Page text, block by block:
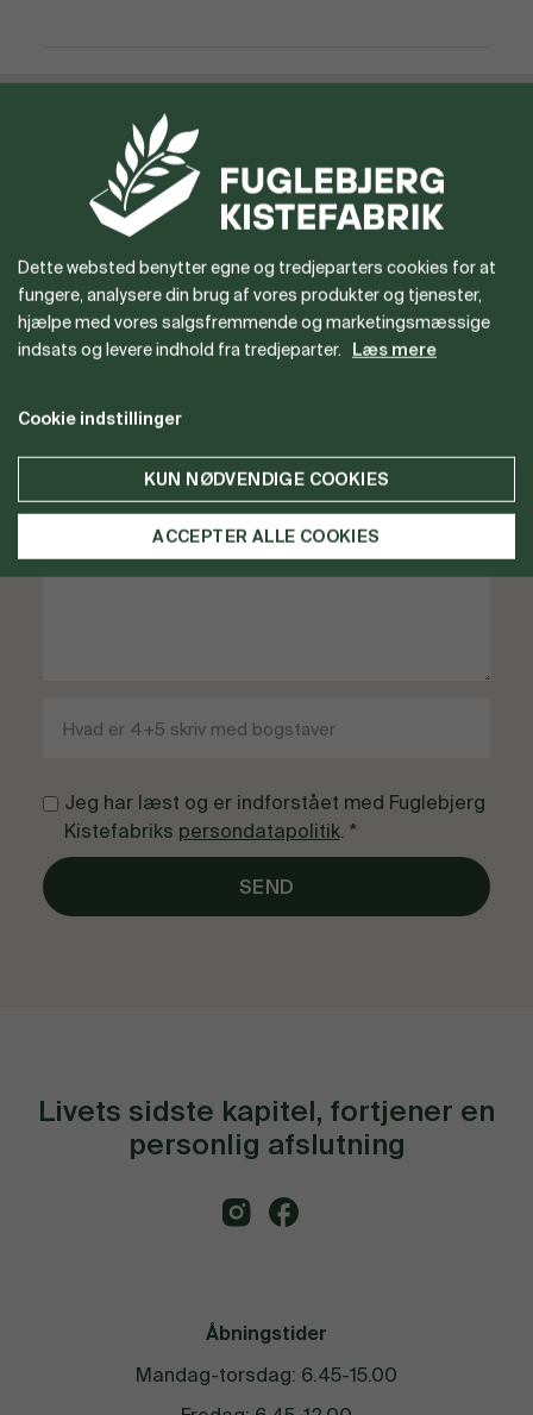
Vil du gerne være forhandler
eller har du spørgsmål?
Jeg har læst og er indforstået med Fuglebjerg
Kistefabriks persondatapolitik. *
Livets sidste kapitel, fortjener en
personlig afslutning
Åbningstider
Mandag-torsdag: 6.45-15.00
Dette websted benytter egne og tredjeparters cookies for at
fungere, analysere din brug af vores produkter og tjenester,
hjælpe med vores salgsfremmende og marketingsmæssige
indsats og levere indhold fra tredjeparter. Læs mere
Cookie indstillinger
KUN NØDVENDIGE COOKIES
ACCEPTER ALLE COOKIES